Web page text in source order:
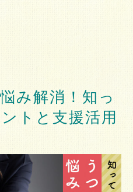
み解消！知っ
トと支援活用